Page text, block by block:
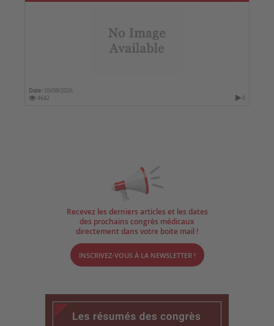
Date :03/08/2026
4642
0
Recevez les derniers articles et les dates
des prochains congrès médicaux
directement dans votre boite mail !
INSCRIVEZ-VOUS À LA NEWSLETTER !